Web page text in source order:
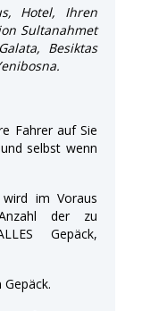
Hotel, Ihren
Sultanahmet
Besiktas
Fahrer auf Sie
selbst wenn
im Voraus
der zu
Gepäck,